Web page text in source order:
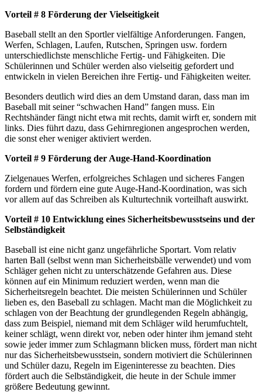
Vorteil # 8 Förderung der Vielseitigkeit
Baseball stellt an den Sportler vielfältige Anforderungen. Fangen,
Werfen, Schlagen, Laufen, Rutschen, Springen usw. fordern
unterschiedlichste menschliche Fertig- und Fähigkeiten. Die
Schülerinnen und Schüler werden also vielseitig gefordert und
entwickeln in vielen Bereichen ihre Fertig- und Fähigkeiten weiter.
Besonders deutlich wird dies an dem Umstand daran, dass man im
Baseball mit seiner “schwachen Hand” fangen muss. Ein
Rechtshänder fängt nicht etwa mit rechts, damit wirft er, sondern mit
links. Dies führt dazu, dass Gehirnregionen angesprochen werden,
die sonst eher weniger aktiviert werden.
Vorteil # 9 Förderung der Auge-Hand-Koordination
Zielgenaues Werfen, erfolgreiches Schlagen und sicheres Fangen
fordern und fördern eine gute Auge-Hand-Koordination, was sich
vor allem auf das Schreiben als Kulturtechnik vorteilhaft auswirkt.
Vorteil # 10 Entwicklung eines Sicherheitsbewusstseins und der
Selbständigkeit
Baseball ist eine nicht ganz ungefährliche Sportart. Vom relativ
harten Ball (selbst wenn man Sicherheitsbälle verwendet) und vom
Schläger gehen nicht zu unterschätzende Gefahren aus. Diese
können auf ein Minimum reduziert werden, wenn man die
Sicherheitsregeln beachtet. Die meisten Schülerinnen und Schüler
lieben es, den Baseball zu schlagen. Macht man die Möglichkeit zu
schlagen von der Beachtung der grundlegenden Regeln abhängig,
dass zum Beispiel, niemand mit dem Schläger wild herumfuchtelt,
keiner schlägt, wenn direkt vor, neben oder hinter ihm jemand steht
sowie jeder immer zum Schlagmann blicken muss, fördert man nicht
nur das Sicherheitsbewusstsein, sondern motiviert die Schülerinnen
und Schüler dazu, Regeln im Eigeninteresse zu beachten. Dies
fördert auch die Selbständigkeit, die heute in der Schule immer
größere Bedeutung gewinnt.